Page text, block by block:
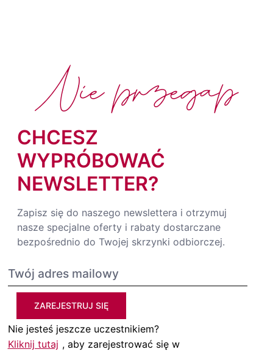
CHCESZ
WYPRÓBOWAĆ
NEWSLETTER?
Zapisz się do naszego newslettera i otrzymuj
nasze specjalne oferty i rabaty dostarczane
bezpośrednio do Twojej skrzynki odbiorczej.
ZAREJESTRUJ SIĘ
Nie jesteś jeszcze uczestnikiem?
Kliknij tutaj , aby zarejestrować się w
Nie przegap